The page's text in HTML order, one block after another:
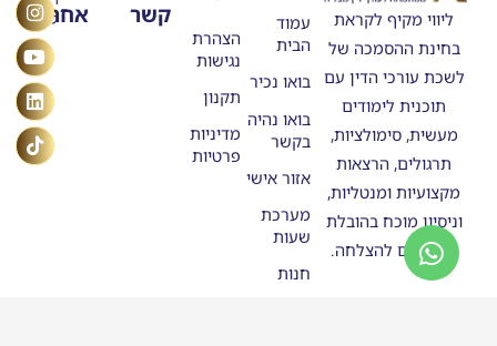
ליווי מקיף לקראת
בחינת ההסמכה של
לשכת עורכי הדין עם
תוכנית לימודים
מעשית, סימולציות,
תרגולים, הרצאות
מקצועיות ומנטליות,
וניסיון מוכח בהובלת
מתמחים להצלחה.
עמוד
הבית
בואו נכיר
בואו נהיה
בקשר
אזור אישי
מערכת
שעות
חנות
הצהרת
נגישות
תקנון
מדיניות
פרטיות
קשר
לציון
אחרינו
e
o
o
t
g
m
t
b
e
k
d
t